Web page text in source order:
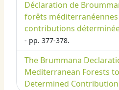
Déclaration de
forêts
contributions
- pp. 377-378.
The Brummana
Mediterranean Forests
Determined